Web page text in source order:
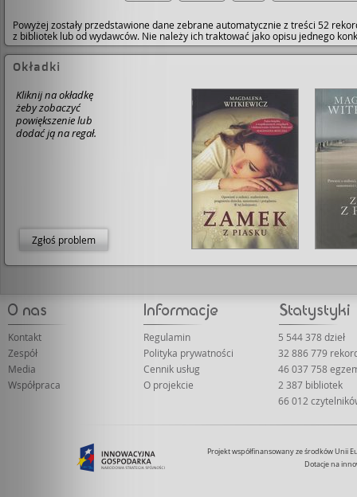
Powyżej zostały przedstawione dane zebrane automatycznie z treści 52
z bibliotek lub od wydawców. Nie należy ich traktować jako opisu jednego
Okładki
Kliknij na okładkę
żeby zobaczyć
powiększenie lub
dodać ją na regał.
Zgłoś problem
Kontakt
Zespół
Media
Współpraca
Regulamin
Polityka prywatności
Cennik usług
O projekcie
5 544 378 dzieł
32 886 779
46 037 758
2 387 bibliotek
66 012
Projekt współfinansowany ze środków Unii
Dotacje na